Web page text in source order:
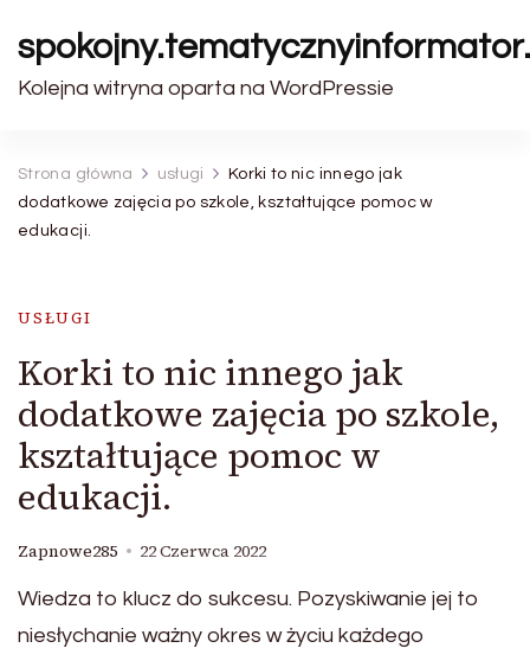
Kolejna witryna oparta na WordPressie
Strona główna usługi
Korki to nic innego jak
dodatkowe zajęcia po szkole, kształtujące pomoc w
edukacji.
USŁUGI
Korki to nic innego jak
dodatkowe zajęcia po szkole,
kształtujące pomoc w
edukacji.
Zapnowe285 22 Czerwca 2022
Wiedza to klucz do sukcesu. Pozyskiwanie jej to
niesłychanie ważny okres w życiu każdego